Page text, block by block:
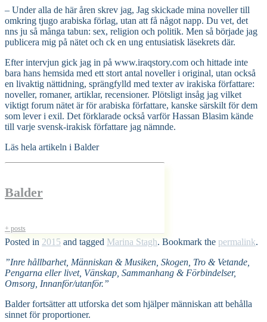
– Under alla de här åren skrev jag, Jag skickade mina noveller till
omkring tjugo arabiska förlag, utan att få något napp. Du vet, det
nns ju så många tabun: sex, religion och politik. Men så började jag
publicera mig på nätet och ck en ung entusiatisk läsekrets där.
Efter intervjun gick jag in på www.iraqstory.com och hittade inte
bara hans hemsida med ett stort antal noveller i original, utan också
en livaktig nättidning, sprängfylld med texter av irakiska författare:
noveller, romaner, artiklar, recensioner. Plötsligt insåg jag vilket
viktigt forum nätet är för arabiska författare, kanske särskilt för dem
som lever i exil. Det förklarade också varför Hassan Blasim kände
till varje svensk-irakisk författare jag nämnde.
Läs hela artikeln i Balder
Balder
+ posts
Posted in 2015 and tagged Marina Stagh. Bookmark the permalink.
”Inre hållbarhet, Människan & Musiken, Skogen, Tro & Vetande,
Pengarna eller livet, Vänskap, Sammanhang & Förbindelser,
Omsorg, Innanför/utanför.”
Balder fortsätter att utforska det som hjälper människan att behålla
sinnet för proportioner.